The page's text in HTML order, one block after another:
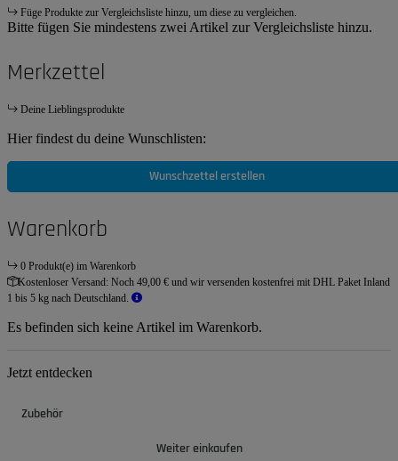
Füge Produkte zur Vergleichsliste hinzu, um diese zu vergleichen.
Bitte fügen Sie mindestens zwei Artikel zur Vergleichsliste hinzu.
Merkzettel
Deine Lieblingsprodukte
Hier findest du deine Wunschlisten:
Wunschzettel erstellen
Warenkorb
0 Produkt(e) im Warenkorb
Kostenloser Versand: Noch 49,00 € und wir versenden kostenfrei mit DHL Paket Inland
1 bis 5 kg nach Deutschland.
Es befinden sich keine Artikel im Warenkorb.
Jetzt entdecken
Zubehör
Weiter einkaufen